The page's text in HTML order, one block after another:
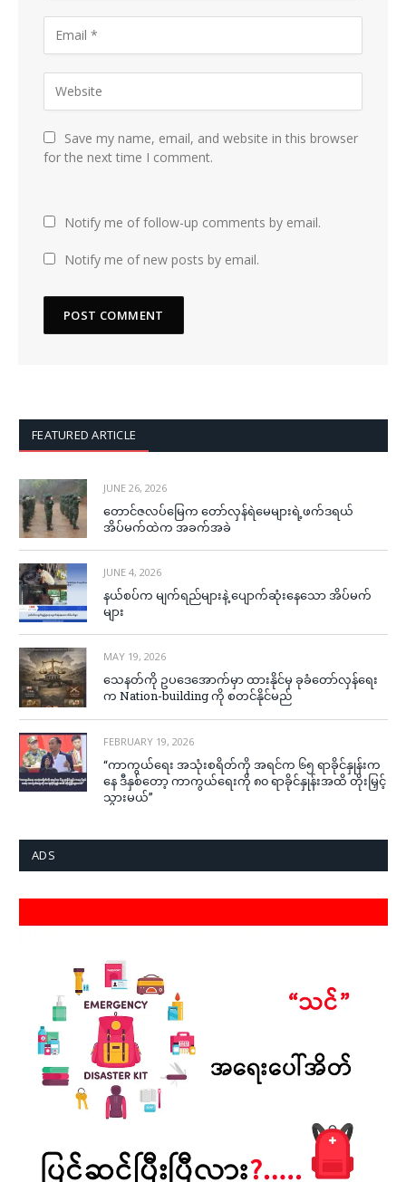
Save my name, email, and website in this browser
for the next time I comment.
Notify me of follow-up comments by email.
Notify me of new posts by email.
FEATURED ARTICLE
JUNE 26, 2026
တောင်ဇလပ်မြေက တော်လှန်ရဲမေများရဲ့ဖက်ဒရယ်
အိပ်မက်ထဲက အခက်အခဲ
JUNE 4, 2026
နယ်စပ်က မျက်ရည်များနဲ့ ပျောက်ဆုံးနေသော အိပ်မက်
များ
MAY 19, 2026
သေနတ်ကို ဥပဒေအောက်မှာ ထားနိုင်မှ ခုခံတော်လှန်ရေး
က Nation-building ကို စတင်နိုင်မည်
FEBRUARY 19, 2026
“ကာကွယ်ရေး အသုံးစရိတ်ကို အရင်က ၆၅ ရာခိုင်နှုန်းက
နေ ဒီနှစ်တော့ ကာကွယ်ရေးကို ၈၀ ရာခိုင်နှုန်းအထိ တိုးမြှင့်
သွားမယ်”
ADS